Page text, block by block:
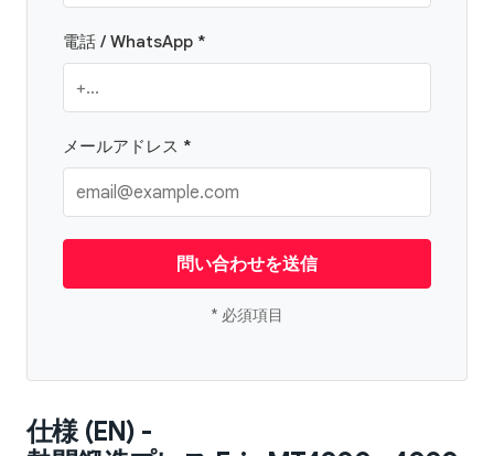
電話 / WhatsApp *
メールアドレス *
問い合わせを送信
* 必須項目
仕様 (EN) -